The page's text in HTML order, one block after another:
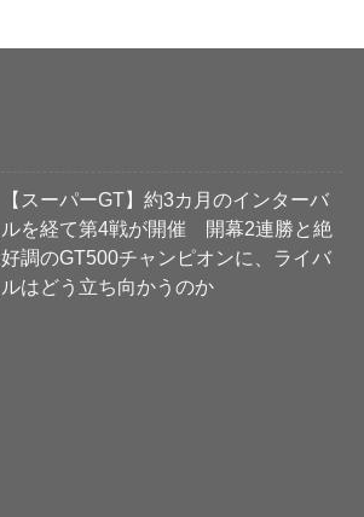
【スーパーGT】約3カ月のインターバ
ルを経て第4戦が開催 開幕2連勝と絶
好調のGT500チャンピオンに、ライバ
ルはどう立ち向かうのか